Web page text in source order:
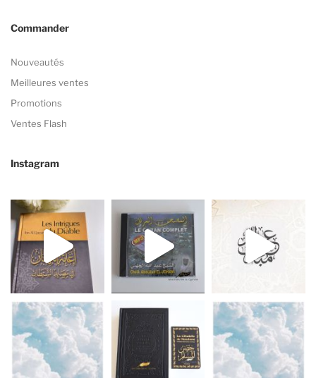
Commander
Nouveautés
Meilleures ventes
Promotions
Ventes Flash
Instagram